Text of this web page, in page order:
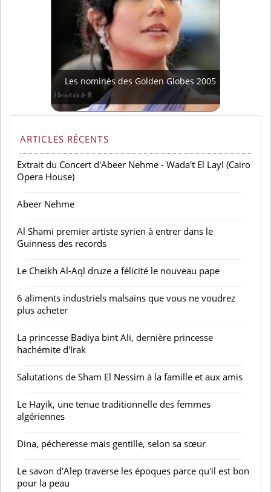
Les nominés des Golden Globes 2005
ARTICLES RÉCENTS
Extrait du Concert d'Abeer Nehme - Wada't El Layl (Cairo
Opera House)
Abeer Nehme
Al Shami premier artiste syrien à entrer dans le
Guinness des records
Le Cheikh Al-Aql druze a félicité le nouveau pape
6 aliments industriels malsains que vous ne voudrez
plus acheter
La princesse Badiya bint Ali, dernière princesse
hachémite d'Irak
Salutations de Sham El Nessim à la famille et aux amis
Le Hayik, une tenue traditionnelle des femmes
algériennes
Dina, pécheresse mais gentille, selon sa sœur
Le savon d'Alep traverse les époques parce qu'il est bon
pour la peau